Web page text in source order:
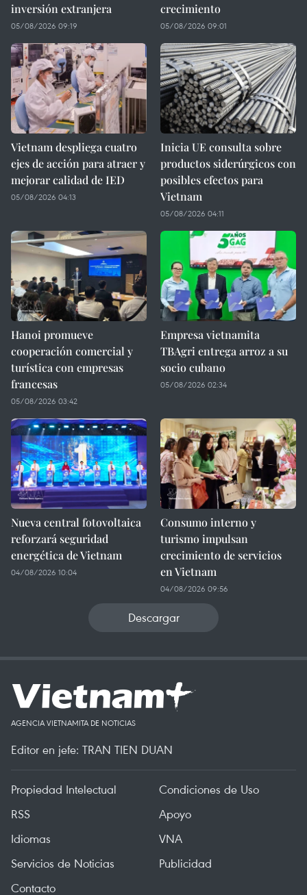
inversión extranjera
05/08/2026 09:19
crecimiento
05/08/2026 09:01
Vietnam despliega cuatro
ejes de acción para atraer y
mejorar calidad de IED
05/08/2026 04:13
Inicia UE consulta sobre
productos siderúrgicos con
posibles efectos para
Vietnam
05/08/2026 04:11
Hanoi promueve
cooperación comercial y
turística con empresas
francesas
05/08/2026 03:42
Empresa vietnamita
TBAgri entrega arroz a su
socio cubano
05/08/2026 02:34
Nueva central fotovoltaica
reforzará seguridad
energética de Vietnam
04/08/2026 10:04
Consumo interno y
turismo impulsan
crecimiento de servicios
en Vietnam
04/08/2026 09:56
Descargar
AGENCIA VIETNAMITA DE NOTICIAS
Editor en jefe: TRAN TIEN DUAN
Propiedad Intelectual
Condiciones de Uso
RSS
Apoyo
Idiomas
VNA
Servicios de Noticias
Publicidad
Contacto